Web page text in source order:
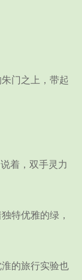
门之上，带起
着，双手灵力
特优雅的绿，
的旅行实验也